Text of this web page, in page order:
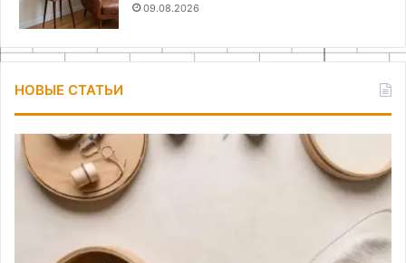
09.08.2026
НОВЫЕ СТАТЬИ